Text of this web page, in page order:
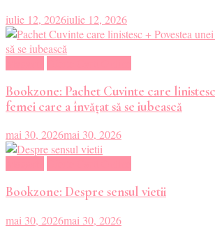
iulie 12, 2026iulie 12, 2026
Bookzone: Pachet Cuvinte care
femei care a învățat să se iubească
mai 30, 2026mai 30, 2026
Bookzone: Despre sensul vietii
mai 30, 2026mai 30, 2026